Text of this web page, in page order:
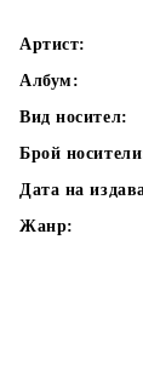
Артист:
Албум:
Вид носител:
Брой
Дата на
Жанр: